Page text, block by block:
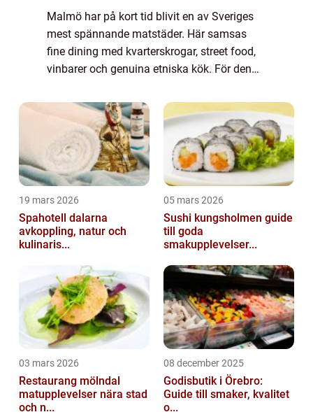
Malmö har på kort tid blivit en av Sveriges
mest spännande matstäder. Här samsas
fine dining med kvarterskrogar, street food,
vinbarer och genuina etniska kök. För den
valet sällan om att hitta något att äta, uta...
19 mars 2026
Spahotell dalarna
avkoppling, natur och
kulinaris...
05 mars 2026
Sushi kungsholmen guide
till goda
smakupplevelser...
03 mars 2026
Restaurang mölndal
matupplevelser nära stad
och n...
08 december 2025
Godisbutik i Örebro:
Guide till smaker, kvalitet
o...